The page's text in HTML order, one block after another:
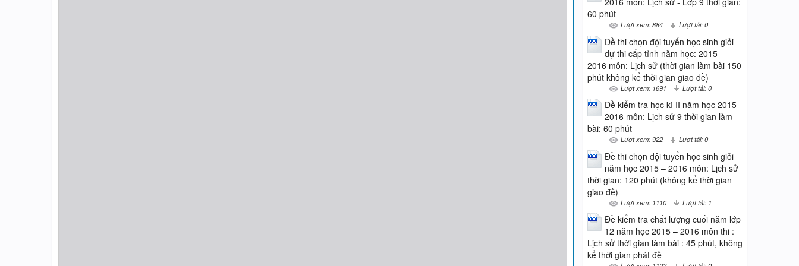
60 phút
Lượt xem: 884 Lượt tải: 0
Đề thi chọn đội tuyển học sinh giỏi
dự thi cấp tỉnh năm học: 2015 –
2016 môn: Lịch sử (thời gian làm bài 150
phút không kể thời gian giao đề)
Lượt xem: 1691 Lượt tải: 0
Đề kiểm tra học kì II năm học 2015 -
2016 môn: Lịch sử 9 thời gian làm
bài: 60 phút
Lượt xem: 922 Lượt tải: 0
Đề thi chọn đội tuyển học sinh giỏi
năm học 2015 – 2016 môn: Lịch sử
thời gian: 120 phút (không kể thời gian
giao đề)
Lượt xem: 1110 Lượt tải: 1
Đề kiểm tra chất lượng cuối năm lớp
12 năm học 2015 – 2016 môn thi :
Lịch sử thời gian làm bài : 45 phút, không
kể thời gian phát đề